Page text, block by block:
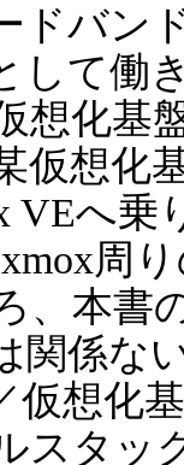
ドバン
して働
想化基
仮想化
VEへ乗
周
、本書
関係な
仮想化
スタッ